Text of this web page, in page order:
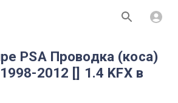
PSA Проводка (коса)
2012 [] 1.4 KFX в